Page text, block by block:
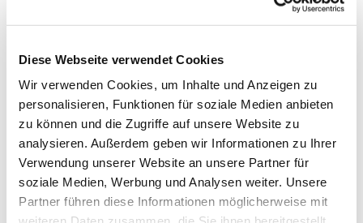
Diese Webseite verwendet Cookies
Wir verwenden Cookies, um Inhalte und Anzeigen zu
personalisieren, Funktionen für soziale Medien anbieten
zu können und die Zugriffe auf unsere Website zu
analysieren. Außerdem geben wir Informationen zu Ihrer
Verwendung unserer Website an unsere Partner für
soziale Medien, Werbung und Analysen weiter. Unsere
Partner führen diese Informationen möglicherweise mit
Wichernhaus, Parkallee 20, 44866
Bochum